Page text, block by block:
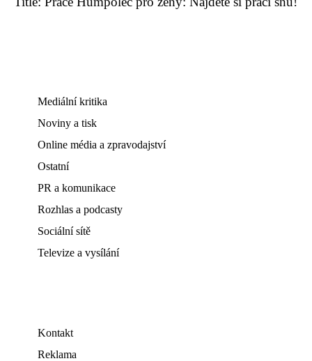
Mediální kritika
Noviny a tisk
Online média a zpravodajství
Ostatní
PR a komunikace
Rozhlas a podcasty
Sociální sítě
Televize a vysílání
Kontakt
Reklama